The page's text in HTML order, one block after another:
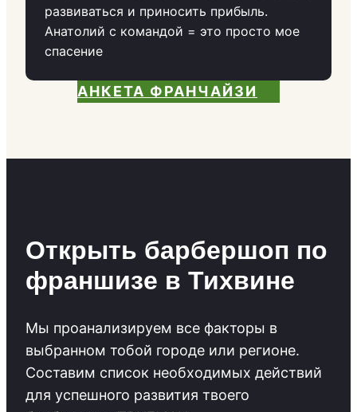
развиваться и приносить прибыль.
Анатолий с командой = это просто мое
спасение
АНКЕТА ФРАНЧАЙЗИ
Открыть барбершоп по
франшизе в Тихвине
Мы проанализируем все факторы в
выбранном тобой городе или регионе.
Cоставим список необходимых действий
для успешного развития твоего